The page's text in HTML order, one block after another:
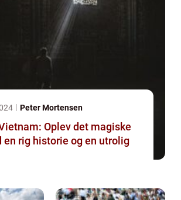
Peter Mortensen
Oplev det magiske
en rig historie og en utrolig